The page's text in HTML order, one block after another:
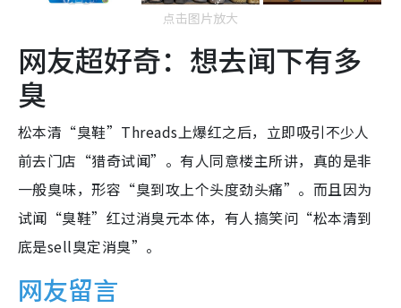
点击图片放大
网友超好奇：想去闻下有多
臭
松本清“臭鞋”Threads上爆红之后，立即吸引不少人
前去门店“猎奇试闻”。有人同意楼主所讲，真的是非
一般臭味，形容“臭到攻上个头度劲头痛”。而且因为
试闻“臭鞋”红过消臭元本体，有人搞笑问“松本清到
底是sell臭定消臭”。
网友留言